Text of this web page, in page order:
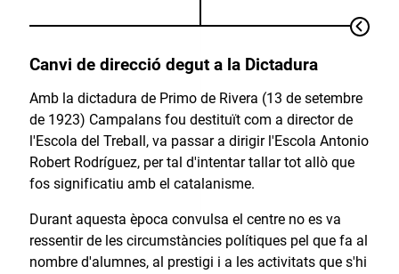
Canvi de direcció degut a la Dictadura
Amb la dictadura de Primo de Rivera (13 de setembre
de 1923) Campalans fou destituït com a director de
l'Escola del Treball, va passar a dirigir l'Escola Antonio
Robert Rodríguez, per tal d'intentar tallar tot allò que
fos significatiu amb el catalanisme.
Durant aquesta època convulsa el centre no es va
ressentir de les circumstàncies polítiques pel que fa al
nombre d'alumnes, al prestigi i a les activitats que s'hi